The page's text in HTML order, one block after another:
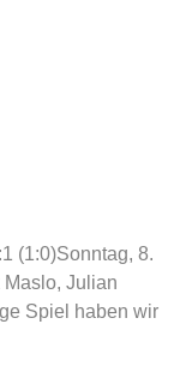
(1:0)Sonntag, 8.
Maslo, Julian
Spiel haben wir